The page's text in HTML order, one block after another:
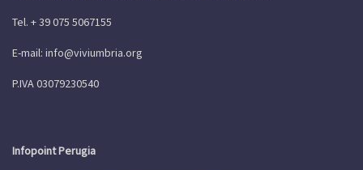
Tel. + 39 075 5067155
E-mail: info@viviumbria.org
P.IVA 03079230540
Infopoint Perugia